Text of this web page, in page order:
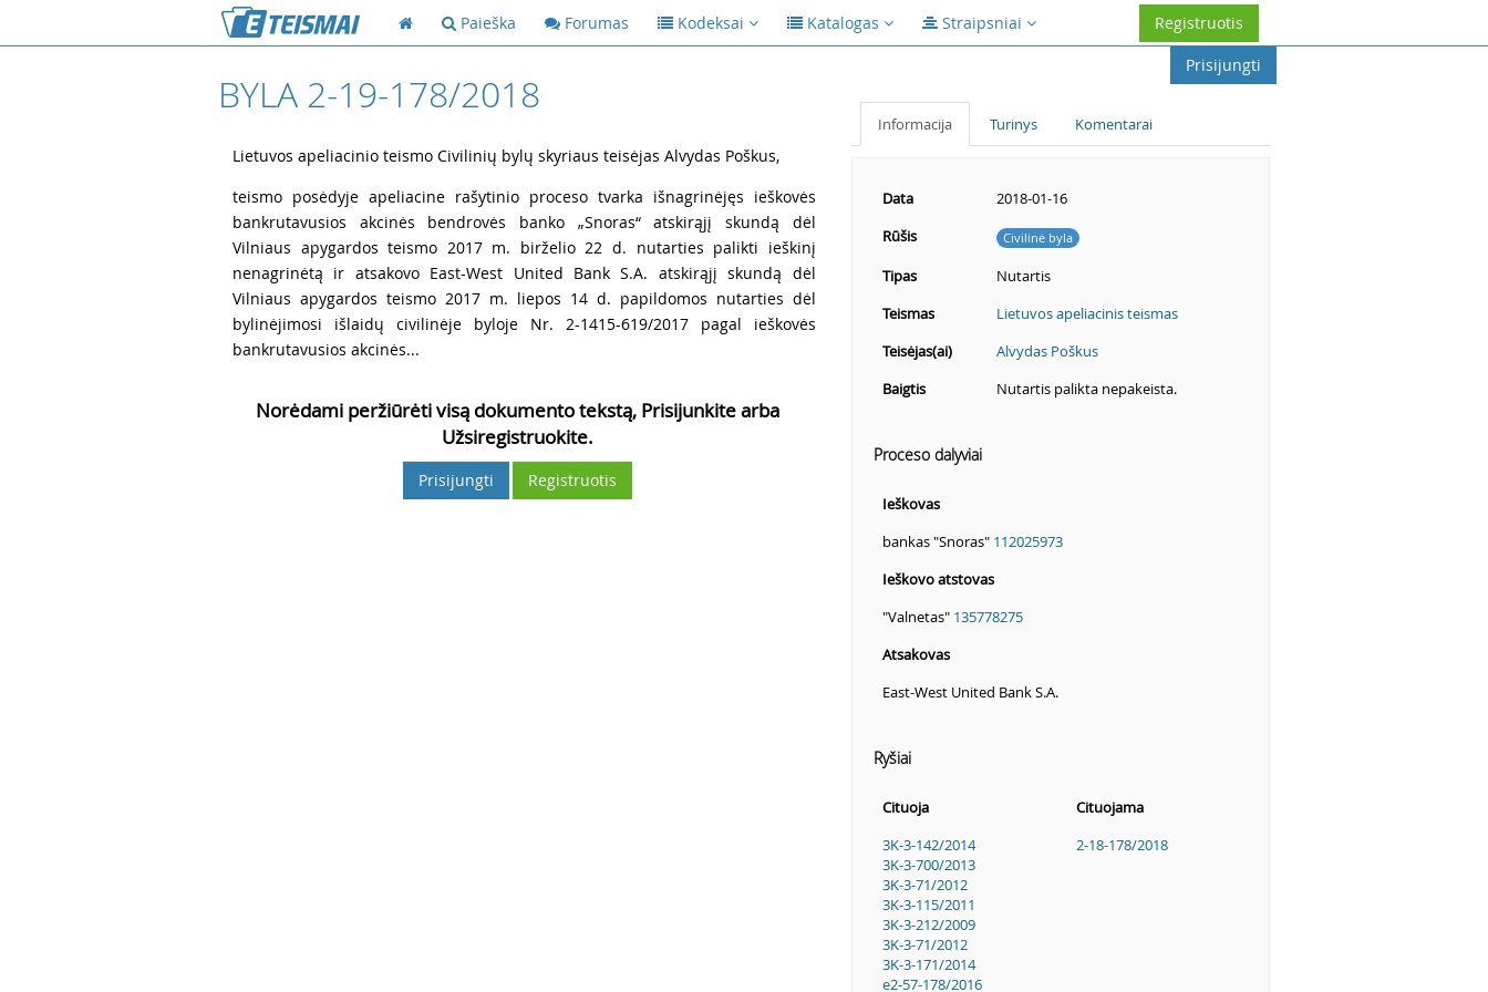
Paieška Forumas Kodeksai Katalogas Straipsniai
Registruotis
Prisijungti
BYLA 2-19-178/2018
Lietuvos apeliacinio teismo Civilinių bylų skyriaus teisėjas Alvydas Poškus,
teismo posėdyje apeliacine rašytinio proceso tvarka išnagrinėjęs ieškovės
bankrutavusios akcinės bendrovės banko „Snoras“ atskirąjį skundą dėl
Vilniaus apygardos teismo 2017 m. birželio 22 d. nutarties palikti ieškinį
nenagrinėtą ir atsakovo East-West United Bank S.A. atskirąjį skundą dėl
Vilniaus apygardos teismo 2017 m. liepos 14 d. papildomos nutarties dėl
bylinėjimosi išlaidų civilinėje byloje Nr. 2-1415-619/2017 pagal ieškovės
bankrutavusios akcinės...
Norėdami peržiūrėti visą dokumento tekstą, Prisijunkite arba
Užsiregistruokite.
Prisijungti Registruotis
Informacija Turinys Komentarai
Data
2018-01-16
Rūšis
Civilinė byla
Tipas
Nutartis
Teismas
Lietuvos apeliacinis teismas
Teisėjas(ai)
Alvydas Poškus
Baigtis
Nutartis palikta nepakeista.
Proceso dalyviai
Ieškovas
bankas "Snoras" 112025973
Ieškovo atstovas
"Valnetas" 135778275
Atsakovas
East-West United Bank S.A.
Ryšiai
Cituoja
Cituojama
3K-3-142/2014
3K-3-700/2013
3K-3-71/2012
3K-3-115/2011
3K-3-212/2009
3K-3-71/2012
3K-3-171/2014
e2-57-178/2016
2-18-178/2018